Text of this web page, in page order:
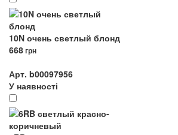
10N очень светлый блонд
668грн
Арт. b00097956
У наявності